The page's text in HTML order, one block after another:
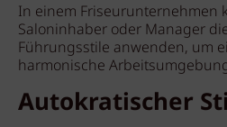
In einem Friseurunternehmen
Saloninhaber oder Manager
Führungsstile anwenden, um
harmonische
Autokratischer